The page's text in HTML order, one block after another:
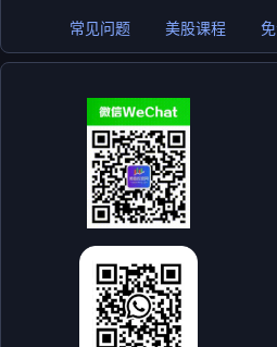
常见问题 美股课程